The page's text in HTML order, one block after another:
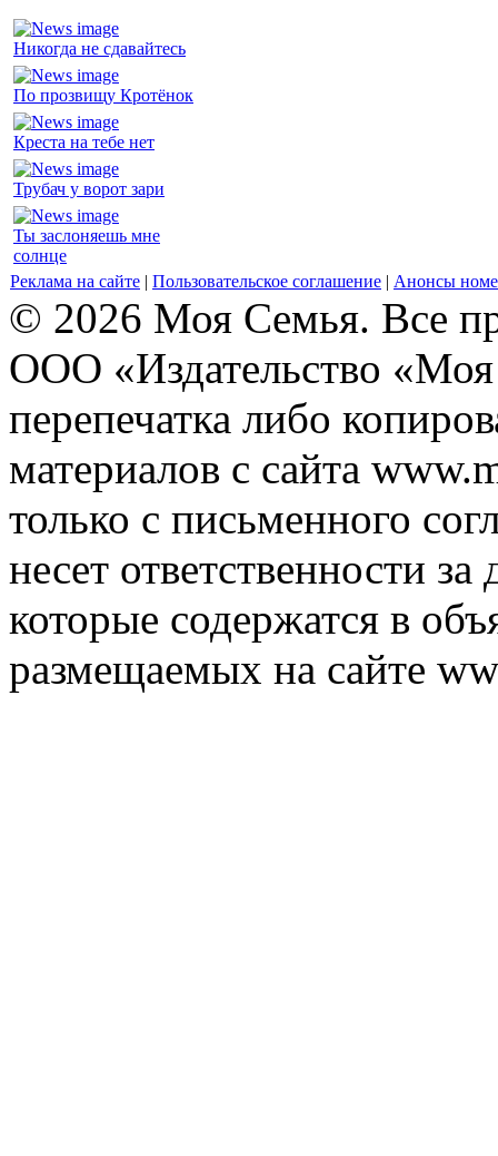
Никогда не сдавайтесь
По прозвищу Кротёнок
Креста на тебе нет
Трубач у ворот зари
Ты заслоняешь мне
солнце
Реклама на сайте | Пользовательское соглашение | Анонсы
© 2026 Моя Семья. Все
ООО «Издательство
перепечатка либо
материалов с сайта
только с письменного
несет ответственности
которые содержатся в
размещаемых на сайте